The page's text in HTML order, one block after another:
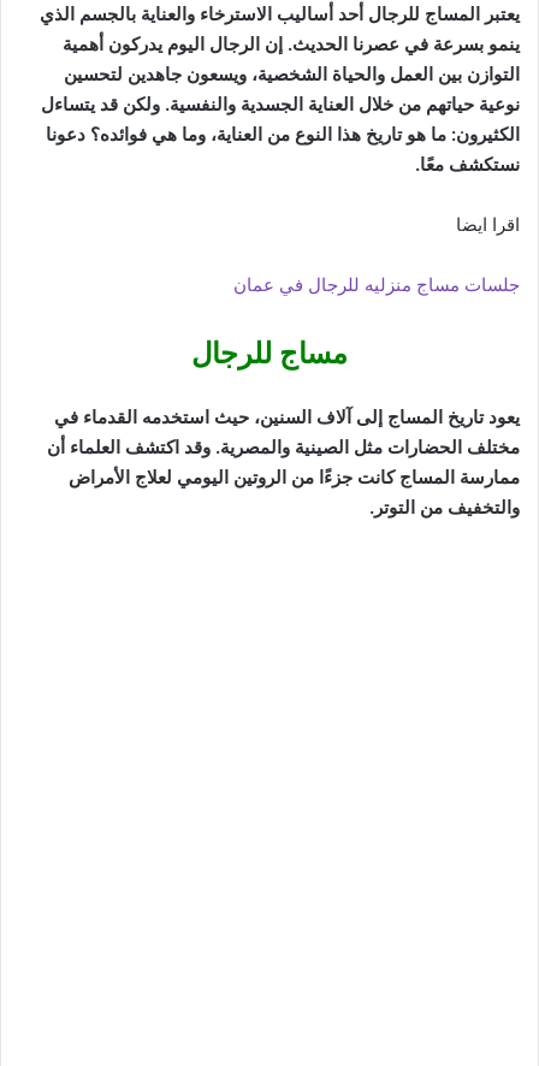
يعتبر المساج للرجال أحد أساليب الاسترخاء والعناية بالجسم الذي
ينمو بسرعة في عصرنا الحديث. إن الرجال اليوم يدركون أهمية
التوازن بين العمل والحياة الشخصية، ويسعون جاهدين لتحسين
نوعية حياتهم من خلال العناية الجسدية والنفسية. ولكن قد يتساءل
الكثيرون: ما هو تاريخ هذا النوع من العناية، وما هي فوائده؟ دعونا
نستكشف معًا.
اقرا ايضا
جلسات مساج منزليه للرجال في عمان
مساج للرجال
يعود تاريخ المساج إلى آلاف السنين، حيث استخدمه القدماء في
مختلف الحضارات مثل الصينية والمصرية. وقد اكتشف العلماء أن
ممارسة المساج كانت جزءًا من الروتين اليومي لعلاج الأمراض
والتخفيف من التوتر.